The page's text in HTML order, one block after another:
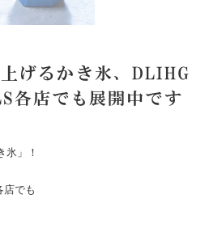
げるかき氷、DLIHG
各店でも展開中です
氷」！
店でも